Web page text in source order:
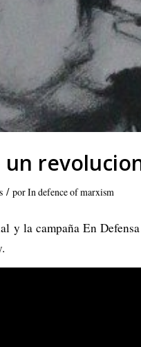
un
/ porIn defence of marxism
la campaña En